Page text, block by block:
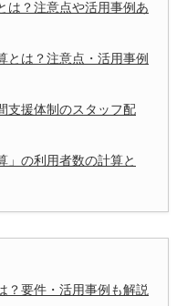
は？注意点や活用事例あ
とは？注意点・活用事例
支援体制のスタッフ配
」の利用者数の計算と
？要件・活用事例も解説